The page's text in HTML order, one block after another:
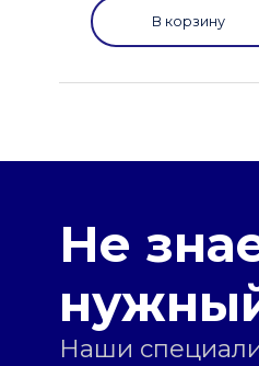
В корзину
Не
Наши